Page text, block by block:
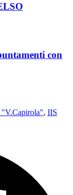
con
"V.Capirola", IIS